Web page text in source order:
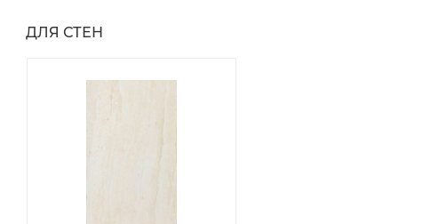
ДЛЯ СТЕН